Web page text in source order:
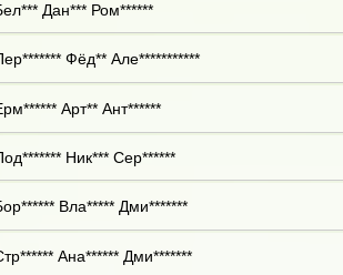
Дан*** Ром******
Фёд** Але***********
Арт** Ант******
Ник*** Сер******
Вла***** Дми*******
Ана****** Дми*******